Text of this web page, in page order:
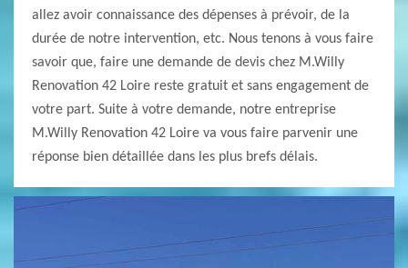
allez avoir connaissance des dépenses à prévoir, de la
durée de notre intervention, etc. Nous tenons à vous faire
savoir que, faire une demande de devis chez M.Willy
Renovation 42 Loire reste gratuit et sans engagement de
votre part. Suite à votre demande, notre entreprise
M.Willy Renovation 42 Loire va vous faire parvenir une
réponse bien détaillée dans les plus brefs délais.